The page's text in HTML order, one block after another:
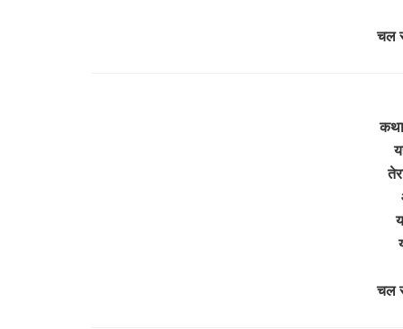
चल
चल